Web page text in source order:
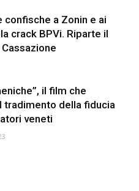
confische a Zonin e ai
crack BPVi. Riparte il
il film che
tradimento della fiducia
veneti